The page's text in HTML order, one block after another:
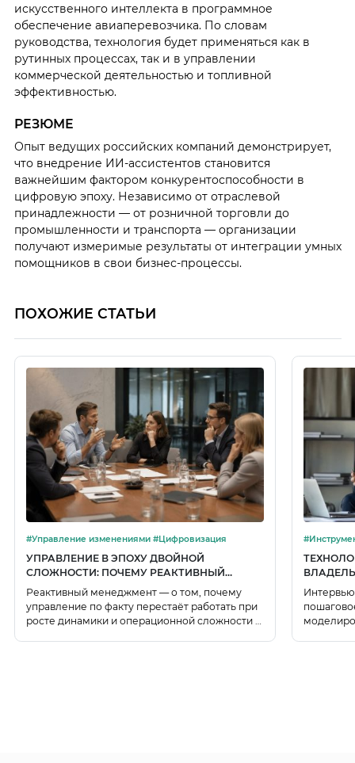
искусственного интеллекта в программное
обеспечение авиаперевозчика. По словам
руководства, технология будет применяться как в
рутинных процессах, так и в управлении
коммерческой деятельностью и топливной
эффективностью.
РЕЗЮМЕ
Опыт ведущих российских компаний демонстрирует,
что внедрение ИИ-ассистентов становится
важнейшим фактором конкурентоспособности в
цифровую эпоху. Независимо от отраслевой
принадлежности — от розничной торговли до
промышленности и транспорта — организации
получают измеримые результаты от интеграции умных
помощников в свои бизнес-процессы.
ПОХОЖИЕ СТАТЬИ
#Управление изменениями #Цифровизация
УПРАВЛЕНИЕ В ЭПОХУ ДВОЙНОЙ
СЛОЖНОСТИ: ПОЧЕМУ РЕАКТИВНЫЙ
МЕНЕДЖМЕНТ НЕ ПОСПЕВАЕТ ЗА
Реактивный менеджмент — о том, почему
управление по факту перестаёт работать при
росте динамики и операционной сложности и